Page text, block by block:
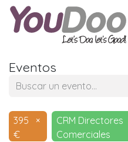
Eventos
395
€
×
CRM Directores
Comerciales